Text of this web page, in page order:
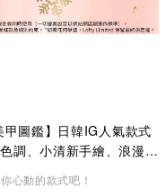
甲圖鑑】日韓IG人氣款式
調、小清新手繪、浪漫乾
心動的款式吧！